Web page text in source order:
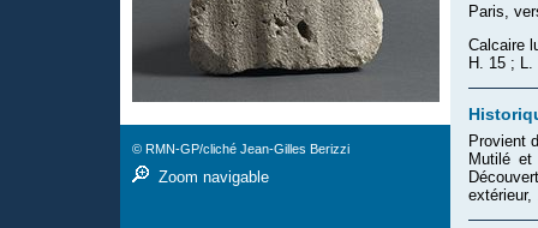
Paris,
Calcaire
H. 15 ;
Provient
Mutilé et
extérieur,
© RMN-GP/cliché Jean-Gilles Berizzi
Zoom navigable